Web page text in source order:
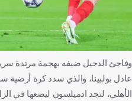
عادل بولبينا، والذي سدد كرة أرضية
الأهلي، لتجد ادميلسون ليضعها في